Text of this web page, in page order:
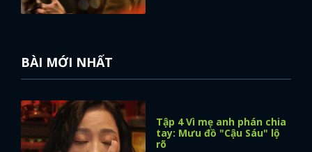
BÀI MỚI NHẤT
Tập 4 Vì mẹ anh phán chia
tay: Mưu đồ "Cậu Sáu" lộ
rõ